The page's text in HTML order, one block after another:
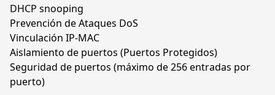
DHCP snooping
Prevención de Ataques DoS
Vinculación IP-MAC
Aislamiento de puertos (Puertos Protegidos)
Seguridad de puertos (máximo de 256 entradas por
puerto)